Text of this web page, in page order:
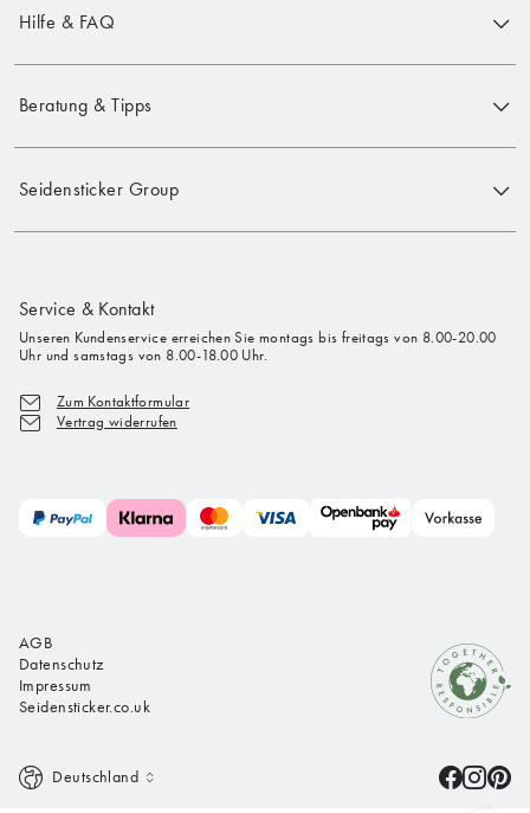
Hilfe & FAQ
Beratung & Tipps
Seidensticker Group
Service & Kontakt
Unseren Kundenservice erreichen Sie montags bis freitags von 8.00-20.00
Uhr und samstags von 8.00-18.00 Uhr.
Zum Kontaktformular
Vertrag widerrufen
AGB
Datenschutz
Impressum
Seidensticker.co.uk
Deutschland